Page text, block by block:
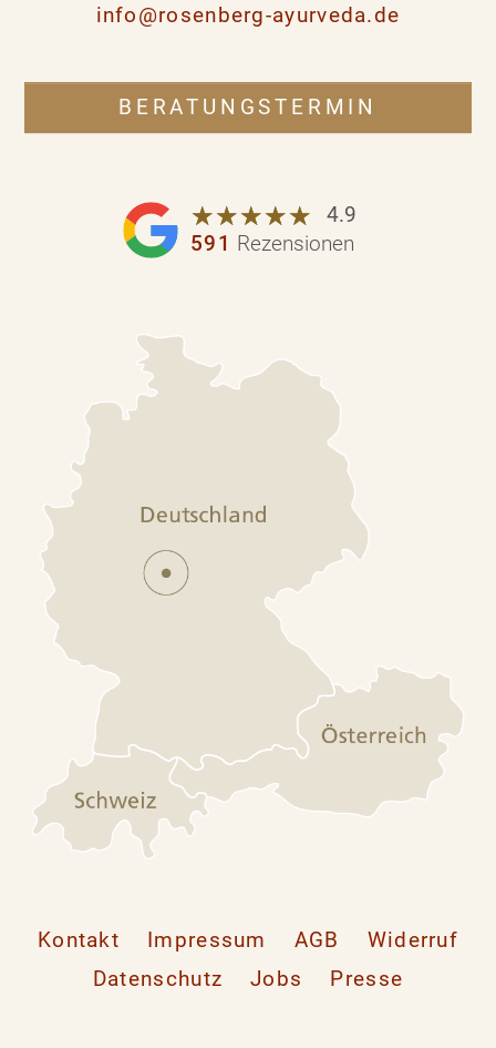
info@rosenberg-ayurveda.de
BERATUNGSTERMIN
☆☆☆☆☆
★★★★★
4.9
591 Rezensionen
Kontakt Impressum AGB
Widerruf
Datenschutz
Jobs Presse